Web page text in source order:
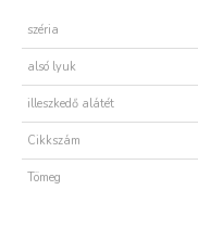
széria
alsó lyuk
illeszkedő alátét
Cikkszám
Tömeg